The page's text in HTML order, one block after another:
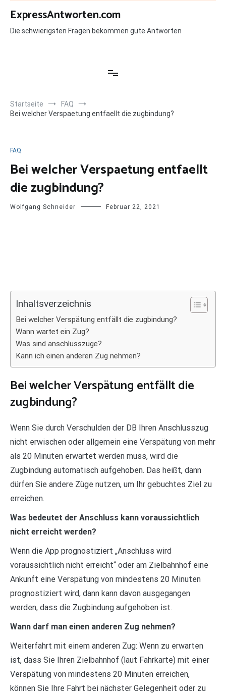
Zum
Inhalt
springen
ExpressAntworten.com
Die schwierigsten Fragen bekommen gute Antworten
Startseite
FAQ
Bei welcher Verspaetung entfaellt die zugbindung?
FAQ
Bei welcher Verspaetung entfaellt
die zugbindung?
Wolfgang Schneider Februar 22, 2021
Inhaltsverzeichnis
Bei welcher Verspätung entfällt die zugbindung?
Wann wartet ein Zug?
Was sind anschlusszüge?
Kann ich einen anderen Zug nehmen?
Bei welcher Verspätung entfällt die
zugbindung?
Wenn Sie durch Verschulden der DB Ihren Anschlusszug
nicht erwischen oder allgemein eine Verspätung von mehr
als 20 Minuten erwartet werden muss, wird die
Zugbindung automatisch aufgehoben. Das heißt, dann
dürfen Sie andere Züge nutzen, um Ihr gebuchtes Ziel zu
erreichen.
Was bedeutet der Anschluss kann voraussichtlich
nicht erreicht werden?
Wenn die App prognostiziert „Anschluss wird
voraussichtlich nicht erreicht“ oder am Zielbahnhof eine
Ankunft eine Verspätung von mindestens 20 Minuten
prognostiziert wird, dann kann davon ausgegangen
werden, dass die Zugbindung aufgehoben ist.
Wann darf man einen anderen Zug nehmen?
Weiterfahrt mit einem anderen Zug: Wenn zu erwarten
ist, dass Sie Ihren Zielbahnhof (laut Fahrkarte) mit einer
Verspätung von mindestens 20 Minuten erreichen,
können Sie Ihre Fahrt bei nächster Gelegenheit oder zu